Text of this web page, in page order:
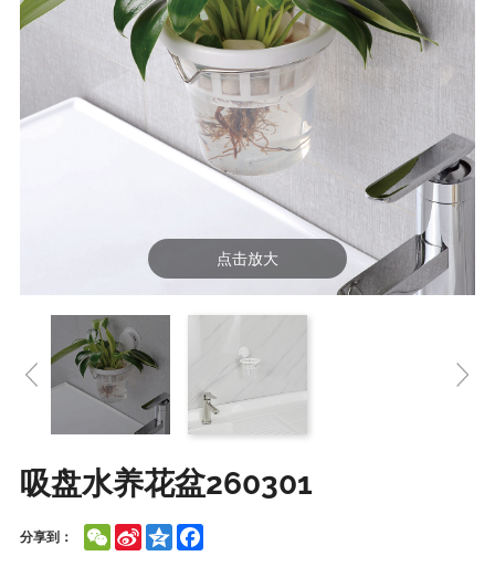
点击放大
吸盘水养花盆260301
分享到： WeChatSina
Weibo
Qzone